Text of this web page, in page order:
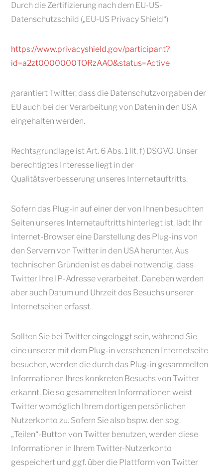
Durch die Zertifizierung nach dem EU-US-
Datenschutzschild („EU-US Privacy Shield“)
https://www.privacyshield.gov/participant?
id=a2zt0000000TORzAAO&status=Active
garantiert Twitter, dass die Datenschutzvorgaben der
EU auch bei der Verarbeitung von Daten in den USA
eingehalten werden.
Rechtsgrundlage ist Art. 6 Abs. 1 lit. f) DSGVO. Unser
berechtigtes Interesse liegt in der
Qualitätsverbesserung unseres Internetauftritts.
Sofern das Plug-in auf einer der von Ihnen besuchten
Seiten unseres Internetauftritts hinterlegt ist, lädt Ihr
Internet-Browser eine Darstellung des Plug-ins von
den Servern von Twitter in den USA herunter. Aus
technischen Gründen ist es dabei notwendig, dass
Twitter Ihre IP-Adresse verarbeitet. Daneben werden
aber auch Datum und Uhrzeit des Besuchs unserer
Internetseiten erfasst.
Sollten Sie bei Twitter eingeloggt sein, während Sie
eine unserer mit dem Plug-in versehenen Internetseite
besuchen, werden die durch das Plug-in gesammelten
Informationen Ihres konkreten Besuchs von Twitter
erkannt. Die so gesammelten Informationen weist
Twitter womöglich Ihrem dortigen persönlichen
Nutzerkonto zu. Sofern Sie also bspw. den sog.
„Teilen“-Button von Twitter benutzen, werden diese
Informationen in Ihrem Twitter-Nutzerkonto
gespeichert und ggf. über die Plattform von Twitter